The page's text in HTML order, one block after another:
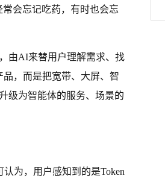
会忘记吃药，有时也会忘
由AI来替用户理解需求、找
，而是把宽带、大屏、智
级为智能体的服务、场景的
为，用户感知到的是Token